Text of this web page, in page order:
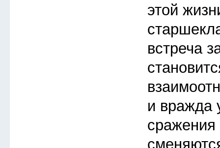
этой
встреча
и вражда
сражения